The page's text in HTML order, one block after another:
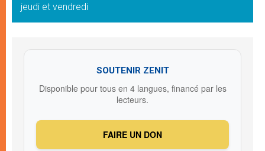
jeudi et vendredi
SOUTENIR ZENIT
Disponible pour tous en 4 langues, financé par les
lecteurs.
FAIRE UN DON